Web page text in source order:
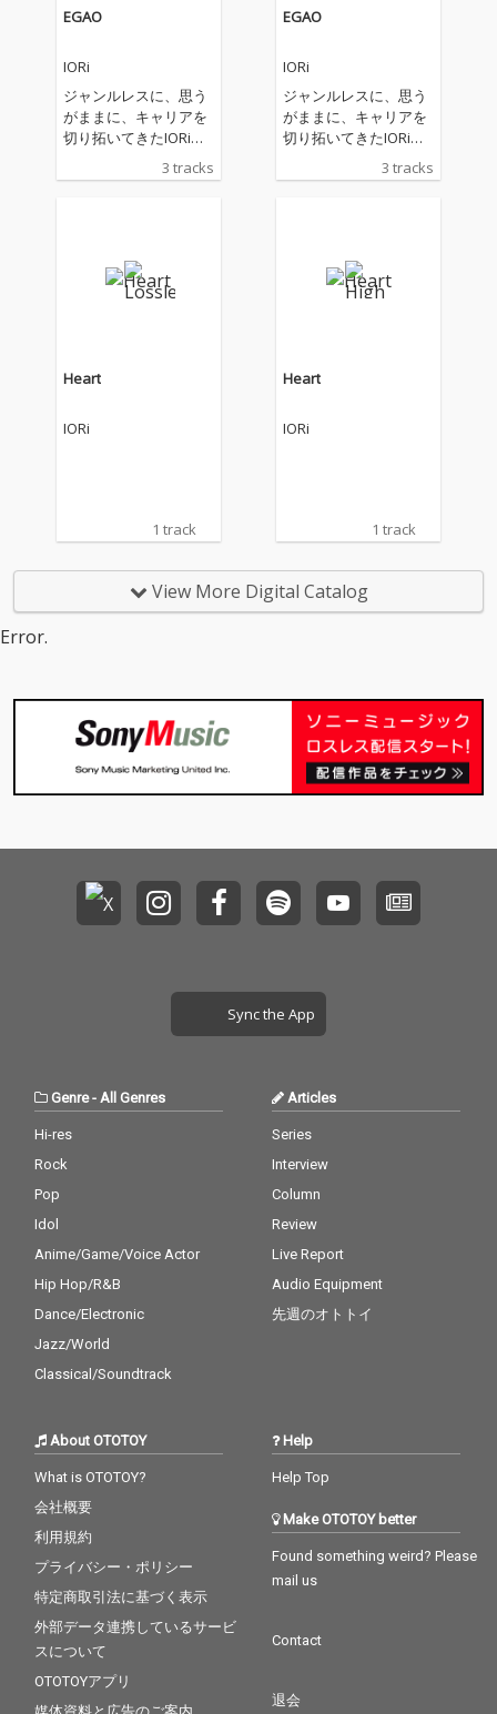
EGAO
IORi
ジャンルレスに、思う
がままに、キャリアを
切り拓いてきたIORiが
自身2枚目のEPに選ん
だテーマは「笑顔」で
の世界観から繰り出す
彼が持つポジティブマ
や葛藤。 どんなに悩ん
でいても最終的には笑
ジが込められている。
る様子を歌っている。
しへの愛）がテーマに
3 tracks
EGAO
IORi
ジャンルレスに、思う
がままに、キャリアを
切り拓いてきたIORiが
自身2枚目のEPに選ん
だテーマは「笑顔」で
の世界観から繰り出す
彼が持つポジティブマ
や葛藤。 どんなに悩ん
でいても最終的には笑
ジが込められている。
る様子を歌っている。
しへの愛）がテーマに
3 tracks
Heart
IORi
1 track
Heart
IORi
1 track
View More Digital Catalog
Error.
Sync the App
Genre- All Genres
Hi-res
Rock
Pop
Idol
Anime/Game/Voice Actor
Hip Hop/R&B
Dance/Electronic
Jazz/World
Classical/Soundtrack
Articles
Series
Interview
Column
Review
Live Report
Audio Equipment
先週のオトトイ
About OTOTOY
What is OTOTOY?
会社概要
利用規約
プライバシー・ポリシー
特定商取引法に基づく表示
外部データ連携しているサービ
スについて
OTOTOYアプリ
Help
Help Top
Make OTOTOY better
Found something weird? Please
mail us
Contact
退会